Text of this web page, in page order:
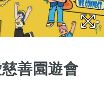
善園遊會